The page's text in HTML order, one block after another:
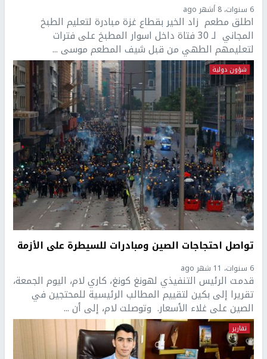
6 سنوات، 8 أشهر ago
اطلق مطعم زاد الخير بقطاع غزة مبادرة لتعليم الطبخ
المجاني لـ 30 فتاة داخل اسوار المطبخ على فترات
لتعليمهم الطهي من قبل شيف المطعم موسى ...
شؤون دولية
تواصل احتجاجات الصين ومبادرات للسيطرة على الأزمة
6 سنوات، 11 شهر ago
قدمت الرئيس التنفيذي لهونغ كونغ، كاري لام، اليوم الجمعة،
تقريرا إلى بكين لتقييم المطالب الرئيسية للمحتجين في
الصين على غلاء الأسعار. وتوصلت لام، إلى أن ...
تقارير